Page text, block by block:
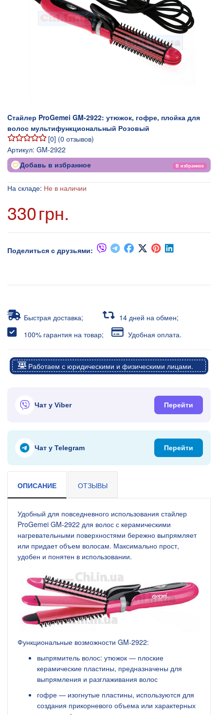
Cтайлер ProGemei GM-2922: утюжок, гофре, плойка для
волос мультифункциональный Розовый
[0] (0 отзывов)
Артикул: GM-2922
Добавь в избранное В избранное
На складе: Не в наличии
330грн.
Поделиться с друзьями:
Быстрая доставка;
14 дней на обмен;
100% гарантия на товар;
Удобная оплата.
Работаем с юридическими и физическими лицами.
Чат у Viber Перейти
Чат у Telegram Перейти
ОПИСАНИЕ ОТЗЫВЫ
Удобный для повседневного использования стайлер
ProGemei GM-2922 для волос с керамическими
нагревательными поверхностями бережно выпрямляет
или придает объем волосам. Максимально прост,
удобен и понятен в использовании.
Функциональные возможности GM-2922:
выпрямитель волос: утюжок — плоские
керамические пластины, предназначены для
выпрямления и разглаживания волос
гофре — изогнутые пластины, используются для
создания прикорневого объема или характерных